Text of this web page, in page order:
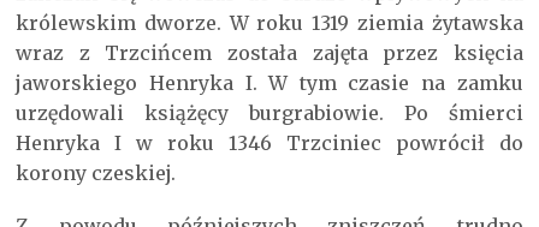
królewskim dworze. W roku 1319 ziemia żytawska
wraz z Trzcińcem została zajęta przez księcia
jaworskiego Henryka I. W tym czasie na zamku
urzędowali książęcy burgrabiowie. Po śmierci
Henryka I w roku 1346 Trzciniec powrócił do
korony czeskiej.